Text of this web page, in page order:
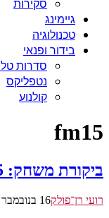
סקירות
גיימינג
טכנולוגיה
בידור ופנאי
סדרות
נטפליקס
קולנוע
fm15
ביקורת משחק: Football Manager 2015
רועי רן־פולק16 בנובמבר 2014